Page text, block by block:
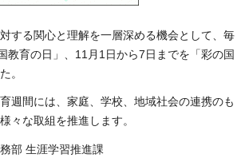
する関心と理解を一層深める機会として、毎
教育の日」、11月1日から7日までを「彩の国
。
週間には、家庭、学校、地域社会の連携のも
々な取組を推進します。
部 生涯学習推進課